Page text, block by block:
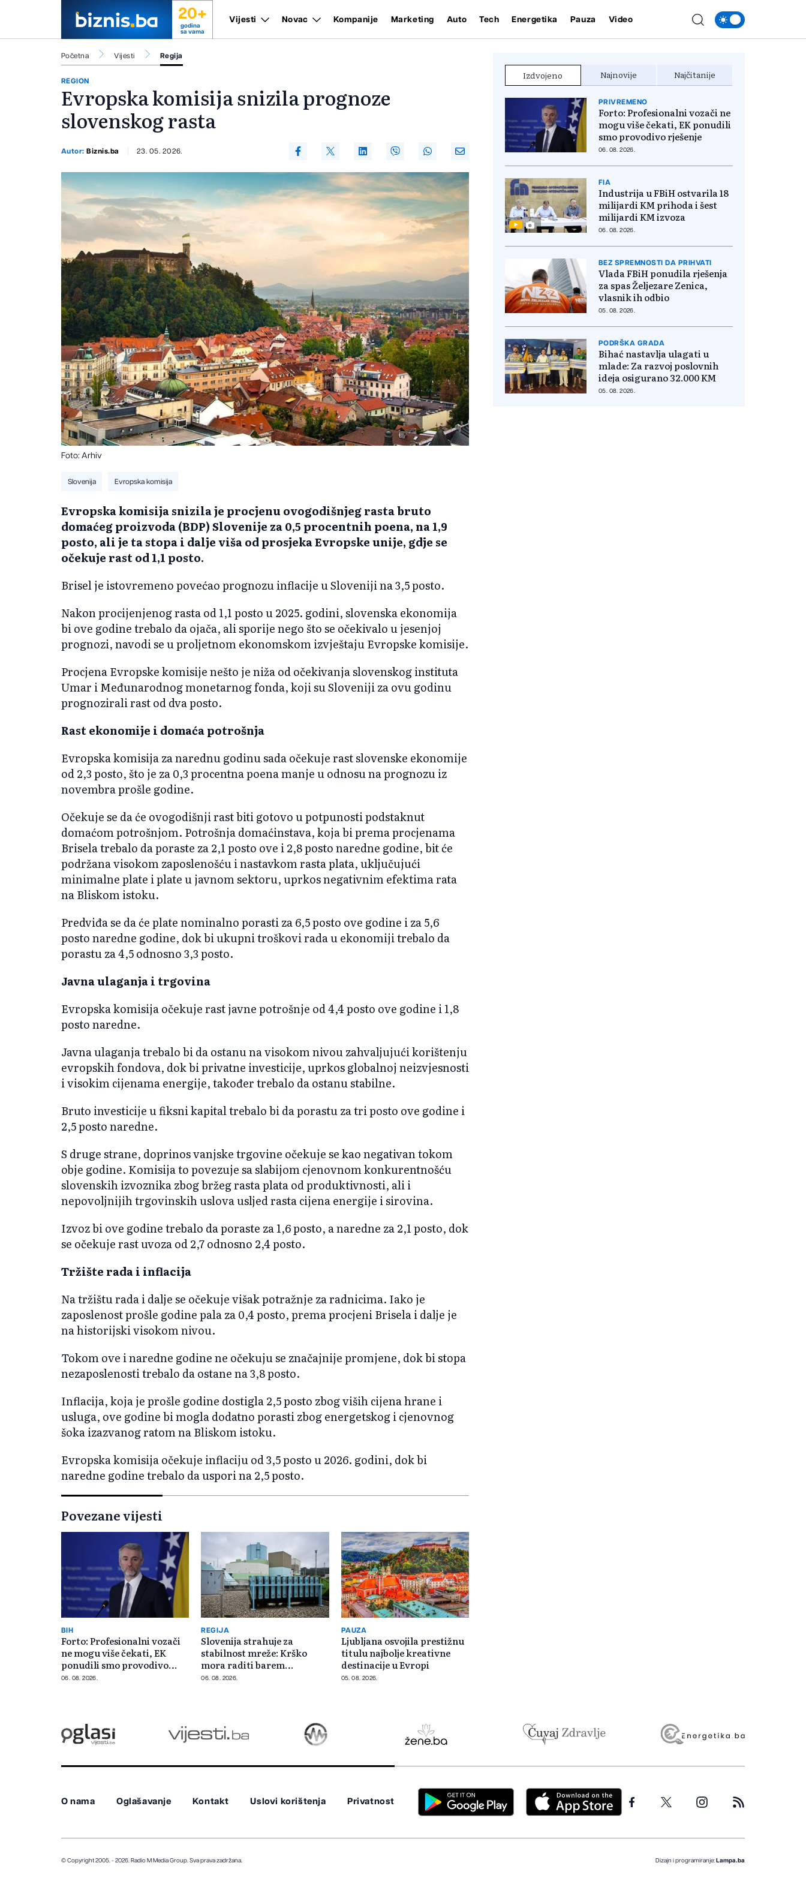
20+
godina
sa vama
Vijesti Novac Kompanije Marketing Auto Tech Energetika Pauza Video
Početna Vijesti Regija
REGION
Evropska komisija snizila prognoze
slovenskog rasta
Autor:Biznis.ba 23. 05. 2026.
Foto: Arhiv
Slovenija Evropska komisija
Evropska komisija snizila je procjenu ovogodišnjeg rasta bruto
domaćeg proizvoda (BDP) Slovenije za 0,5 procentnih poena, na 1,9
posto, ali je ta stopa i dalje viša od prosjeka Evropske unije, gdje se
očekuje rast od 1,1 posto.
Brisel je istovremeno povećao prognozu inflacije u Sloveniji na 3,5 posto.
Nakon procijenjenog rasta od 1,1 posto u 2025. godini, slovenska ekonomija
bi ove godine trebalo da ojača, ali sporije nego što se očekivalo u jesenjoj
prognozi, navodi se u proljetnom ekonomskom izvještaju Evropske komisije.
Procjena Evropske komisije nešto je niža od očekivanja slovenskog instituta
Umar i Međunarodnog monetarnog fonda, koji su Sloveniji za ovu godinu
prognozirali rast od dva posto.
Rast ekonomije i domaća potrošnja
Evropska komisija za narednu godinu sada očekuje rast slovenske ekonomije
od 2,3 posto, što je za 0,3 procentna poena manje u odnosu na prognozu iz
novembra prošle godine.
Očekuje se da će ovogodišnji rast biti gotovo u potpunosti podstaknut
domaćom potrošnjom. Potrošnja domaćinstava, koja bi prema procjenama
Brisela trebalo da poraste za 2,1 posto ove i 2,8 posto naredne godine, bit će
podržana visokom zaposlenošću i nastavkom rasta plata, uključujući
minimalne plate i plate u javnom sektoru, uprkos negativnim efektima rata
na Bliskom istoku.
Predviđa se da će plate nominalno porasti za 6,5 posto ove godine i za 5,6
posto naredne godine, dok bi ukupni troškovi rada u ekonomiji trebalo da
porastu za 4,5 odnosno 3,3 posto.
Javna ulaganja i trgovina
Evropska komisija očekuje rast javne potrošnje od 4,4 posto ove godine i 1,8
posto naredne.
Javna ulaganja trebalo bi da ostanu na visokom nivou zahvaljujući korištenju
evropskih fondova, dok bi privatne investicije, uprkos globalnoj neizvjesnosti
i visokim cijenama energije, također trebalo da ostanu stabilne.
Bruto investicije u fiksni kapital trebalo bi da porastu za tri posto ove godine i
2,5 posto naredne.
S druge strane, doprinos vanjske trgovine očekuje se kao negativan tokom
obje godine. Komisija to povezuje sa slabijom cjenovnom konkurentnošću
slovenskih izvoznika zbog bržeg rasta plata od produktivnosti, ali i
nepovoljnijih trgovinskih uslova usljed rasta cijena energije i sirovina.
Izvoz bi ove godine trebalo da poraste za 1,6 posto, a naredne za 2,1 posto, dok
se očekuje rast uvoza od 2,7 odnosno 2,4 posto.
Tržište rada i inflacija
Na tržištu rada i dalje se očekuje višak potražnje za radnicima. Iako je
zaposlenost prošle godine pala za 0,4 posto, prema procjeni Brisela i dalje je
na historijski visokom nivou.
Tokom ove i naredne godine ne očekuju se značajnije promjene, dok bi stopa
nezaposlenosti trebalo da ostane na 3,8 posto.
Inflacija, koja je prošle godine dostigla 2,5 posto zbog viših cijena hrane i
usluga, ove godine bi mogla dodatno porasti zbog energetskog i cjenovnog
šoka izazvanog ratom na Bliskom istoku.
Evropska komisija očekuje inflaciju od 3,5 posto u 2026. godini, dok bi
naredne godine trebalo da uspori na 2,5 posto.
Povezane vijesti
BIH
Forto: Profesionalni vozači
ne mogu više čekati, EK
ponudili smo provodivo
rješenje
06. 08. 2026.
REGIJA
Slovenija strahuje za
stabilnost mreže: Krško
mora raditi barem
minimalnim kapacitetom
06. 08. 2026.
PAUZA
Ljubljana osvojila prestižnu
titulu najbolje kreativne
destinacije u Evropi
05. 08. 2026.
Izdvojeno Najnovije Najčitanije
PRIVREMENO
Forto: Profesionalni vozači ne
mogu više čekati, EK ponudili
smo provodivo rješenje
06. 08. 2026.
FIA
Industrija u FBiH ostvarila 18
milijardi KM prihoda i šest
milijardi KM izvoza
06. 08. 2026.
BEZ SPREMNOSTI DA PRIHVATI
Vlada FBiH ponudila rješenja
za spas Željezare Zenica,
vlasnik ih odbio
05. 08. 2026.
PODRŠKA GRADA
Bihać nastavlja ulagati u
mlade: Za razvoj poslovnih
ideja osigurano 32.000 KM
05. 08. 2026.
O nama Oglašavanje Kontakt Uslovi korištenja Privatnost
© Copyright 2005. - 2026. Radio M Media Group. Sva prava zadržana. Dizajn i programiranje: Lampa.ba